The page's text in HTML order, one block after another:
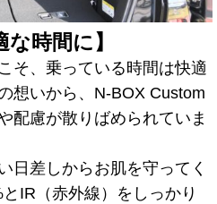
時間に】
そ、乗っている時間は快適
想いから、N-BOX Custom
配慮が散りばめられていま
日差しからお肌を守ってく
IR（赤外線）をしっかり